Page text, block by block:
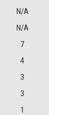
N/A
N/A
7
4
3
3
1